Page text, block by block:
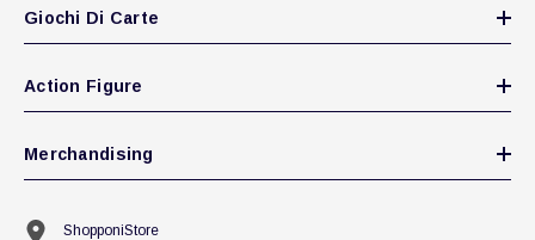
Giochi Di Carte
Action Figure
Merchandising
ShopponiStore